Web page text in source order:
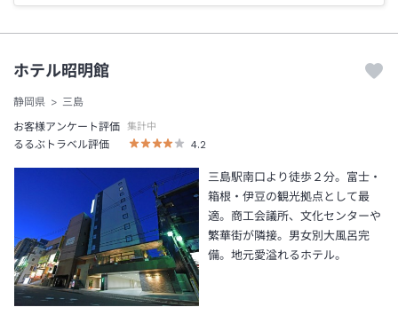
ホテル昭明館
静岡県
三島
お客様アンケート評価
集計中
るるぶトラベル評価 4.2
三島駅南口より徒歩２分。富士・
箱根・伊豆の観光拠点として最
適。商工会議所、文化センターや
繁華街が隣接。男女別大風呂完
備。地元愛溢れるホテル。